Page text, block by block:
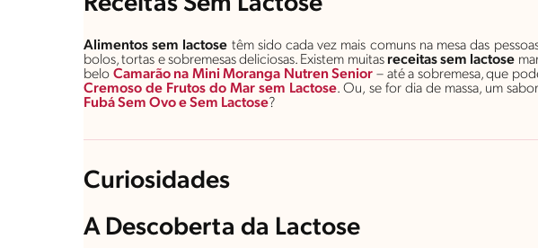
Alimentos sem lactose têm sido cada vez mais comuns na mesa das
bolos, tortas e sobremesas deliciosas. Existem muitas receitas sem lactose
belo Camarão na Mini Moranga Nutren Senior – até a sobremesa, que
Cremoso de Frutos do Mar sem Lactose. Ou, se for dia de massa, um
FubáSem OvoeSem Lactose?
Curiosidades
A Descoberta da Lactose